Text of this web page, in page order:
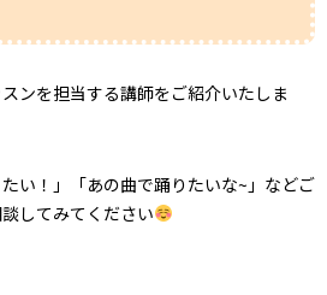
ンを担当する講師をご紹介いたしま
たい！」「あの曲で踊りたいな~」などご
してみてください